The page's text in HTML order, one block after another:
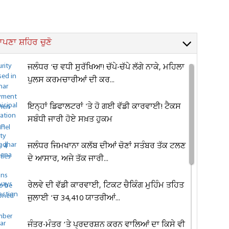
ਸ਼ਹਿਰ ਚੁਣੋ
ਜਲੰਧਰ 'ਚ ਵਧੀ ਸੁਰੱਖਿਆ! ਚੱਪੇ-ਚੱਪੇ ਲੱਗੇ ਨਾਕੇ, ਮਹਿਲਾ
ਪੁਲਸ ਕਰਮਚਾਰੀਆਂ ਦੀ ਕਰ...
ਇਨ੍ਹਾਂ ਡਿਫਾਲਟਰਾਂ 'ਤੇ ਹੋ ਗਈ ਵੱਡੀ ਕਾਰਵਾਈ! ਟੈਕਸ
ਸਬੰਧੀ ਜਾਰੀ ਹੋਏ ਸਖ਼ਤ ਹੁਕਮ
ਜਲੰਧਰ ਜਿਮਖਾਨਾ ਕਲੱਬ ਦੀਆਂ ਚੋਣਾਂ ਸਤੰਬਰ ਤੱਕ ਟਲਣ
ਦੇ ਆਸਾਰ, ਅਜੇ ਤੱਕ ਜਾਰੀ...
ਰੇਲਵੇ ਦੀ ਵੱਡੀ ਕਾਰਵਾਈ, ਟਿਕਟ ਚੈਕਿੰਗ ਮੁਹਿੰਮ ਤਹਿਤ
ਜੁਲਾਈ ’ਚ 34,410 ਯਾਤਰੀਆਂ...
ਜੰਤਰ-ਮੰਤਰ ’ਤੇ ਪ੍ਰਦਰਸ਼ਨ ਕਰਨ ਵਾਲਿਆਂ ਦਾ ਕਿਸੇ ਵੀ